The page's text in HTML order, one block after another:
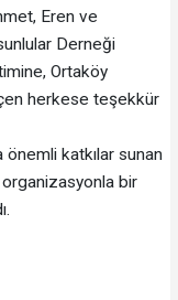
Eren ve
Derneği
Ortaköy
herkese teşekkür
önemli katkılar sunan
bir